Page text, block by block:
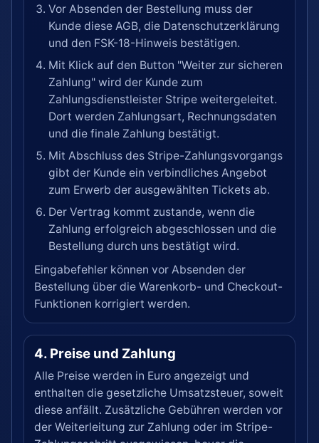
Vor Absenden der Bestellung muss der
Kunde diese AGB, die Datenschutzerklärung
und den FSK-18-Hinweis bestätigen.
Mit Klick auf den Button "Weiter zur sicheren
Zahlung" wird der Kunde zum
Zahlungsdienstleister Stripe weitergeleitet.
Dort werden Zahlungsart, Rechnungsdaten
und die finale Zahlung bestätigt.
Mit Abschluss des Stripe-Zahlungsvorgangs
gibt der Kunde ein verbindliches Angebot
zum Erwerb der ausgewählten Tickets ab.
Der Vertrag kommt zustande, wenn die
Zahlung erfolgreich abgeschlossen und die
Bestellung durch uns bestätigt wird.
Eingabefehler können vor Absenden der
Bestellung über die Warenkorb- und Checkout-
Funktionen korrigiert werden.
4. Preise und Zahlung
Alle Preise werden in Euro angezeigt und
enthalten die gesetzliche Umsatzsteuer, soweit
diese anfällt. Zusätzliche Gebühren werden vor
der Weiterleitung zur Zahlung oder im Stripe-